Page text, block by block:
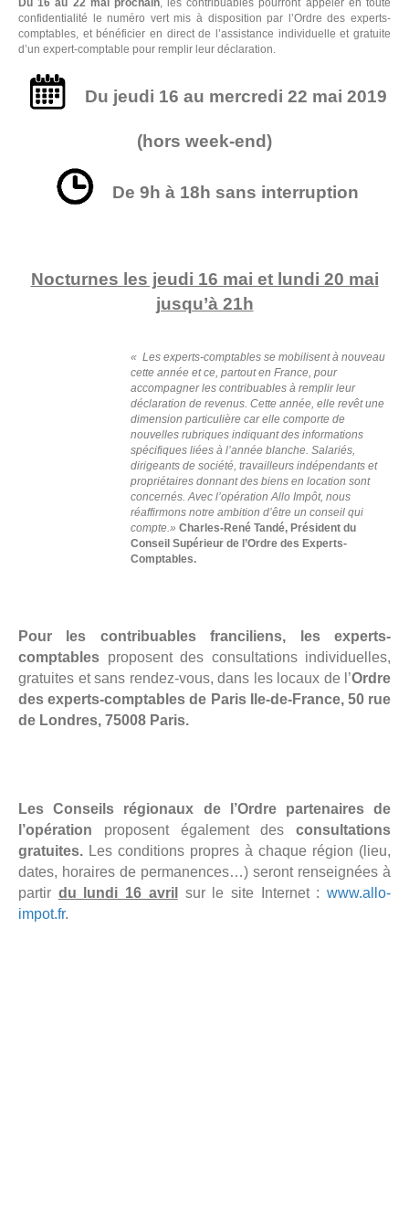
Du 16 au 22 mai prochain, les contribuables pourront appeler en toute
confidentialité le numéro vert mis à disposition par l’Ordre des experts-
comptables, et bénéficier en direct de l’assistance individuelle et gratuite
d’un expert-comptable pour remplir leur déclaration.
Du jeudi 16 au mercredi 22 mai 2019
(hors week-end)
De 9h à 18h sans interruption
Nocturnes les jeudi 16 mai et lundi 20 mai
jusqu’à 21h
« Les experts-comptables se mobilisent à nouveau
cette année et ce, partout en France, pour
accompagner les contribuables à remplir leur
déclaration de revenus. Cette année, elle revêt une
dimension particulière car elle comporte de
nouvelles rubriques indiquant des informations
spécifiques liées à l’année blanche. Salariés,
dirigeants de société, travailleurs indépendants et
propriétaires donnant des biens en location sont
concernés. Avec l’opération Allo Impôt, nous
réaffirmons notre ambition d’être un conseil qui
compte.» Charles-René Tandé, Président du
Conseil Supérieur de l’Ordre des Experts-
Comptables.
Pour les contribuables franciliens, les experts-
comptables proposent des consultations individuelles,
gratuites et sans rendez-vous, dans les locaux de l’Ordre
des experts-comptables de Paris Ile-de-France, 50 rue
de Londres, 75008 Paris.
Les Conseils régionaux de l’Ordre partenaires de
l’opération proposent également des consultations
gratuites. Les conditions propres à chaque région (lieu,
dates, horaires de permanences…) seront renseignées à
partir du lundi 16 avril sur le site Internet :www.allo-
impot.fr.